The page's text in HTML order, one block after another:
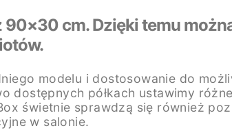
cm. Dzięki temu
modelu i dostosowanie do
dostępnych półkach ustawimy
świetnie sprawdzą się również
w salonie.